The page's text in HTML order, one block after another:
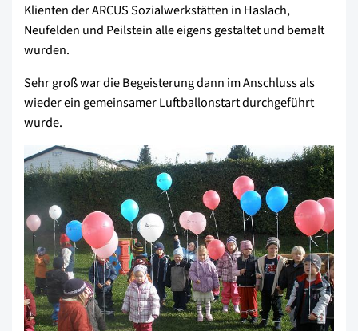
Klienten der ARCUS Sozialwerkstätten in Haslach,
Neufelden und Peilstein alle eigens gestaltet und bemalt
wurden.
Sehr groß war die Begeisterung dann im Anschluss als
wieder ein gemeinsamer Luftballonstart durchgeführt
wurde.